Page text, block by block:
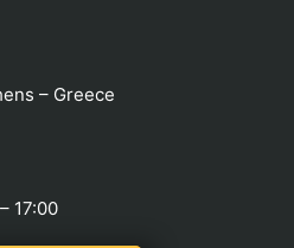
– Greece
17:00